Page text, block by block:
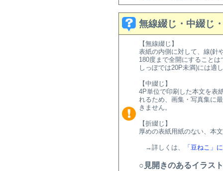
無線綴じ・中綴じ
【無線綴じ】
表紙の内側に対して、線(針
180度まで全開にすること
しっぽでは20P未満)には適
【中綴じ】
4P単位で印刷した本文を表
れるため、画集・写真集に
きません。
【折綴じ】
厚めの表紙用紙のない、本
→詳しくは、 「豆ねこ」
○見開きのあるイラス